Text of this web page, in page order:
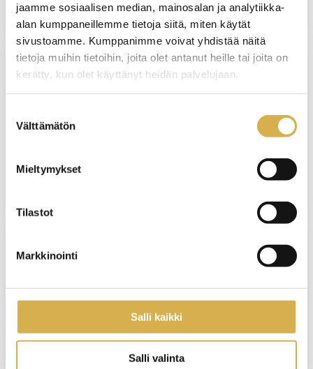
jaamme sosiaalisen median, mainosalan ja analytiikka-
alan kumppaneillemme tietoja siitä, miten käytät
sivustoamme. Kumppanimme voivat yhdistää näitä
tietoja muihin tietoihin, joita olet antanut heille tai joita on
kerätty, kun olet käyttänyt heidän palvelujaan.
valinta
Välttämätön
Mieltymykset
Tilastot
Markkinointi
Salli kaikki
Salli valinta
VANTAA
Matkailupalvelujen ammattitutkinto,
JATKUVA HAKU
VANTAA
Palvelulogistiikkatyöntekijä | Logistiikan
perustutkinto
JATKUVA HAKU